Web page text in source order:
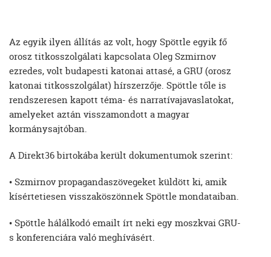
Az egyik ilyen állítás az volt, hogy Spöttle egyik fő
orosz titkosszolgálati kapcsolata Oleg Szmirnov
ezredes, volt budapesti katonai attasé, a GRU (orosz
katonai titkosszolgálat) hírszerzője. Spöttle tőle is
rendszeresen kapott téma- és narratívajavaslatokat,
amelyeket aztán visszamondott a magyar
kormánysajtóban.
A Direkt36 birtokába került dokumentumok szerint:
• Szmirnov propagandaszövegeket küldött ki, amik
kísértetiesen visszaköszönnek Spöttle mondataiban.
• Spöttle hálálkodó emailt írt neki egy moszkvai GRU-
s konferenciára való meghívásért.